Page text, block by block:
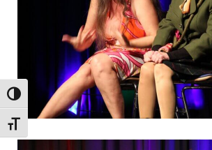
Umschalten auf hohe Kontraste
Schrift vergrößern